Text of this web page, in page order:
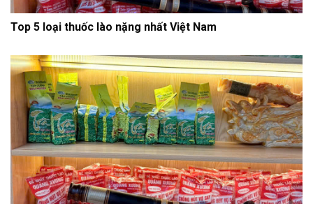
Top 5 loại thuốc lào nặng nhất Việt Nam